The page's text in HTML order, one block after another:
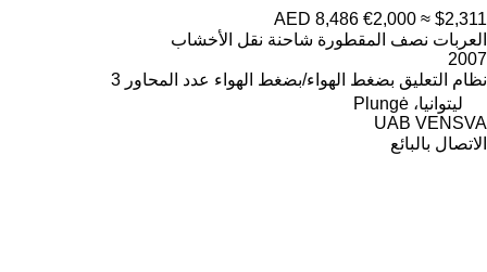
AED 8,486 €2,000 ≈ $2,311
العربات نصف المقطورة شاحنة نقل الأخشاب
2007
نظام التعليق بضغط الهواء/بضغط الهواء عدد المحاور 3
ليتوانيا، Plungė
UAB VENSVA
الاتصال بالبائع